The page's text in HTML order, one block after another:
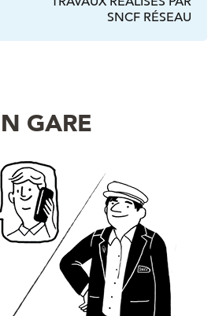
SNCF RÉSEAU
GARE